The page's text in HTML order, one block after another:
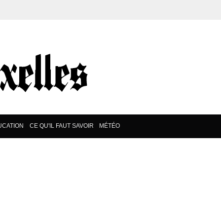
CE QU'IL FAUT SAVOIR MÉTÉO